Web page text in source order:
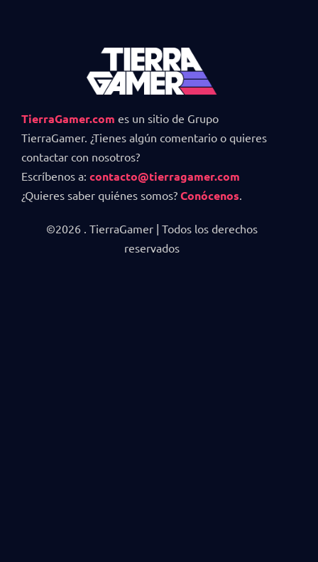
TierraGamer.com es un sitio de Grupo
TierraGamer. ¿Tienes algún comentario o quieres
contactar con nosotros?
Escríbenos a: contacto@tierragamer.com
¿Quieres saber quiénes somos? Conócenos.
©2026 . TierraGamer | Todos los derechos
reservados